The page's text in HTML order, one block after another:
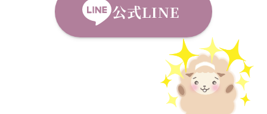
公式LINE